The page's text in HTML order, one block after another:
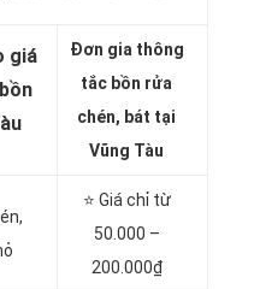
giá
Đơn gia thông
tắc bồn rửa
chén, bát tại
Vũng Tàu
⭐ Giá chỉ từ
50.000 –
200.000₫